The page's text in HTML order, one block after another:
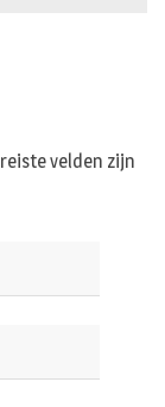
velden zijn